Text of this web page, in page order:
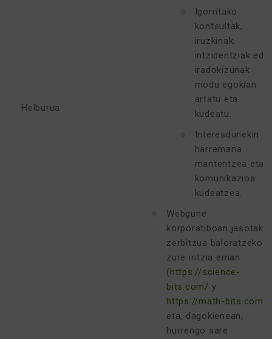
Helburua
Igorritako
kontsultak,
iruzkinak,
intzidentziak edo
iradokizunak
modu egokian
artatu eta
kudeatu.
Interesdunekin
harremana
mantentzea eta
komunikazioa
kudeatzea.
Webgune
korporatiboan jasotako
zerbitzua baloratzeko
zure iritzia eman
(https://science-
bits.com/ y
https://math-bits.com
eta, dagokienean,
hurrengo sare